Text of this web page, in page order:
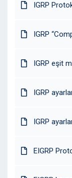
IGRP
IGRP
IGRP eşit
IGRP
IGRP
EIGRP